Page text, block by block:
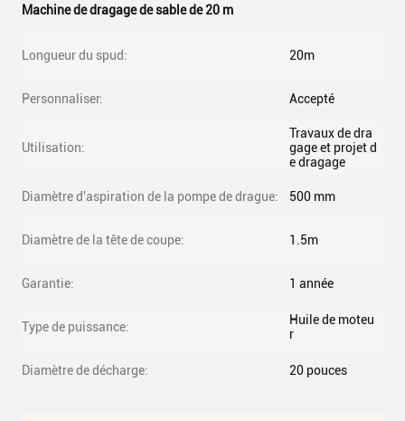
Machine de dragage de sable de 20 m
Longueur du spud: 20m
Personnaliser: Accepté
Utilisation:
Travaux de dra
gage et projet d
e dragage
Diamètre d'aspiration de la pompe de drague: 500 mm
Diamètre de la tête de coupe: 1.5m
Garantie: 1 année
Type de puissance:
Huile de moteu
r
Diamètre de décharge: 20 pouces